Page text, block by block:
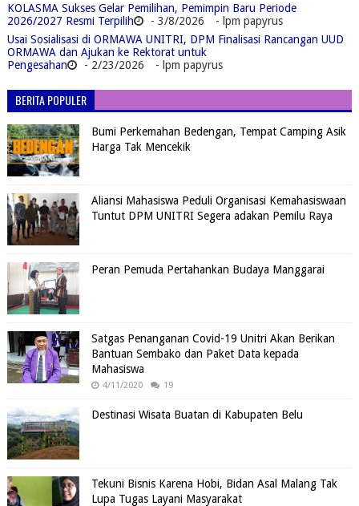
KOLASMA Sukses Gelar Pemilihan, Pemimpin Baru Periode
2026/2027 Resmi Terpilih
- 3/8/2026
- lpm papyrus
Usai Sosialisasi di ORMAWA UNITRI, DPM Finalisasi Rancangan UUD
ORMAWA dan Ajukan ke Rektorat untuk
Pengesahan
- 2/23/2026 - lpm papyrus
BERITA POPULER
Bumi Perkemahan Bedengan, Tempat Camping Asik
Harga Tak Mencekik
Aliansi Mahasiswa Peduli Organisasi Kemahasiswaan
Tuntut DPM UNITRI Segera adakan Pemilu Raya
Peran Pemuda Pertahankan Budaya Manggarai
Satgas Penanganan Covid-19 Unitri Akan Berikan
Bantuan Sembako dan Paket Data kepada
Mahasiswa
4/11/2020 19
Destinasi Wisata Buatan di Kabupaten Belu
Tekuni Bisnis Karena Hobi, Bidan Asal Malang Tak
Lupa Tugas Layani Masyarakat